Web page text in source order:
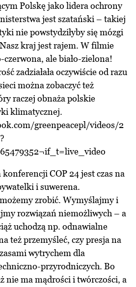
Polskę jako lidera ochrony
jest szatański – takiej
nie powstydziłyby się mózgi
kraj jest rajem. W filmie
czerwona, ale biało-zielona!
zadziałała oczywiście od razu
można zobaczyć też
raczej obnaża polskie
klimatycznej.
greenpeacepl/videos/2
COP 24 jest czas na
i suwerena.
zrobić. Wymyślajmy i
rozwiązań niemożliwych – a
uchodzą np. odnawialne
też przemyśleć, czy presja na
wytrychem dla
przyrodniczych. Bo
nie ma mądrości i twórczości, a